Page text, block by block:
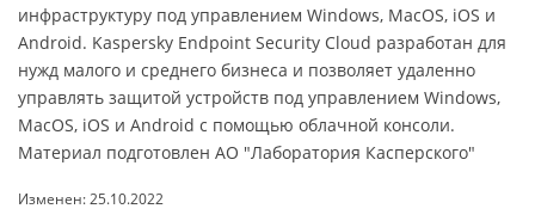
инфраструктуру под управлением Windows, MacOS, iOS и
Android. Kaspersky Endpoint Security Cloud разработан для
нужд малого и среднего бизнеса и позволяет удаленно
управлять защитой устройств под управлением Windows,
MacOS, iOS и Android с помощью облачной консоли.
Материал подготовлен АО "Лаборатория Касперского"
Изменен: 25.10.2022